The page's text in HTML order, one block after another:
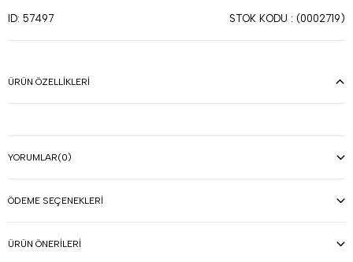
ID: 57497 STOK KODU (0002719)
ÜRÜN ÖZELLIKLERI
YORUMLAR(0)
ÖDEME SEÇENEKLERI
ÜRÜN ÖNERILERI